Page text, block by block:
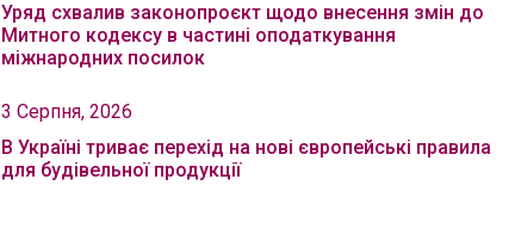
Уряд схвалив законопроєкт щодо внесення змін до
Митного кодексу в частині оподаткування
міжнародних посилок
3 Серпня, 2026
В Україні триває перехід на нові європейські правила
для будівельної продукції